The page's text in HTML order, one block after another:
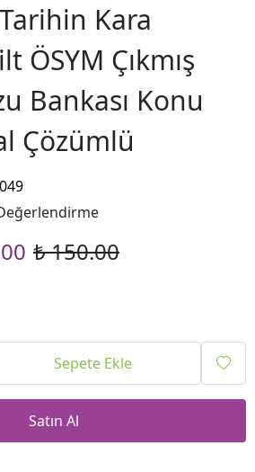
Kara
ÖSYM Çıkmış
Bankası Konu
Çözümlü
₺ 150.00
Sepete Ekle
Satın Al